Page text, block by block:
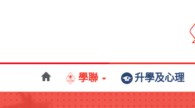
學聯 升學及心理